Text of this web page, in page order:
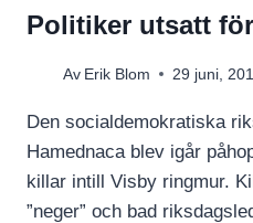
“VI
FRYSHUSET
Politiker utsatt
Av Erik Blom 29 juni,
Den socialdemokratiska
Hamednaca blev igår
killar intill Visby ringmur.
”neger” och bad